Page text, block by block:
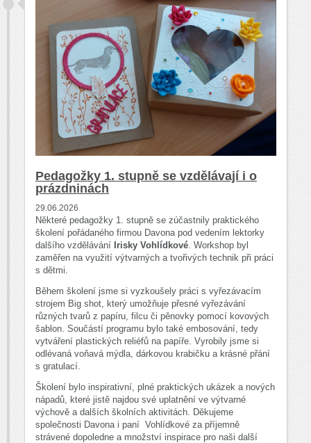
Pedagožky 1. stupně se vzdělávají i o
prázdninách
29.06.2026
Některé pedagožky 1. stupně se zúčastnily praktického
školení pořádaného firmou Davona pod vedením lektorky
dalšího vzdělávání Irisky Vohlídkové . Workshop byl
zaměřen na využití výtvarných a tvořivých technik při práci
s dětmi.
Během školení jsme si vyzkoušely práci s vyřezávacím
strojem Big shot, který umožňuje přesné vyřezávání
různých tvarů z papíru, filcu či pěnovky pomocí kovových
šablon. Součástí programu bylo také embosování, tedy
vytváření plastických reliéfů na papíře. Vyrobily jsme si
odlévaná voňavá mýdla, dárkovou krabičku a krásné přání
s gratulací.
Školení bylo inspirativní, plné praktických ukázek a nových
nápadů, které jistě najdou své uplatnění ve výtvarné
výchově a dalších školních aktivitách. Děkujeme
společnosti Davona i paní Vohlídkové za příjemně
strávené dopoledne a množství inspirace pro naši další